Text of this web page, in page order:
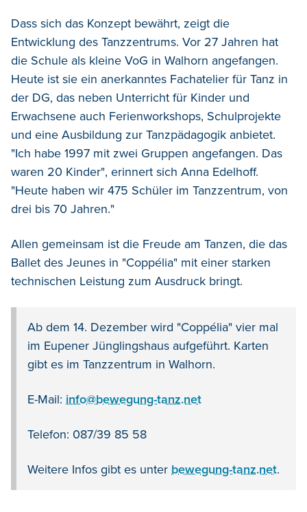
Dass sich das Konzept bewährt, zeigt die
Entwicklung des Tanzzentrums. Vor 27 Jahren hat
die Schule als kleine VoG in Walhorn angefangen.
Heute ist sie ein anerkanntes Fachatelier für Tanz in
der DG, das neben Unterricht für Kinder und
Erwachsene auch Ferienworkshops, Schulprojekte
und eine Ausbildung zur Tanzpädagogik anbietet.
"Ich habe 1997 mit zwei Gruppen angefangen. Das
waren 20 Kinder", erinnert sich Anna Edelhoff.
"Heute haben wir 475 Schüler im Tanzzentrum, von
drei bis 70 Jahren."
Allen gemeinsam ist die Freude am Tanzen, die das
Ballet des Jeunes in "Coppélia" mit einer starken
technischen Leistung zum Ausdruck bringt.
Ab dem 14. Dezember wird "Coppélia" vier mal
im Eupener Jünglingshaus aufgeführt. Karten
gibt es im Tanzzentrum in Walhorn.
E-Mail: info@bewegung-tanz.net
Telefon: 087/39 85 58
Weitere Infos gibt es unter bewegung-tanz.net.